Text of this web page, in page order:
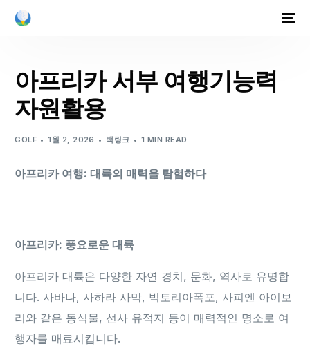
아프리카 서부 여행기능력
자원활용
GOLF 1월 2, 2026 백링크 1 MIN READ
아프리카 여행: 대륙의 매력을 탐험하다
아프리카: 풍요로운 대륙
아프리카 대륙은 다양한 자연 경치, 문화, 역사로 유명합
니다. 사바나, 사하라 사막, 빅토리아폭포, 사피엔 아이보
리와 같은 동식물, 선사 유적지 등이 매력적인 명소로 여
행자를 매료시킵니다.